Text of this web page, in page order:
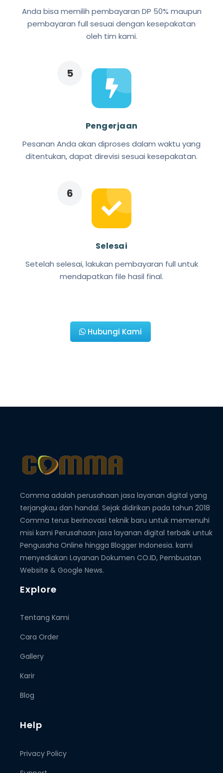
Anda bisa memilih pembayaran DP 50% maupun
pembayaran full sesuai dengan kesepakatan
oleh tim kami.
Pengerjaan
Pesanan Anda akan diproses dalam waktu yang
ditentukan, dapat direvisi sesuai kesepakatan.
Selesai
Setelah selesai, lakukan pembayaran full untuk
mendapatkan file hasil final.
Hubungi Kami
Comma adalah perusahaan jasa layanan digital yang
terjangkau dan handal. Sejak didirikan pada tahun 2018
Comma terus berinovasi teknik baru untuk memenuhi
misi kami Perusahaan jasa layanan digital terbaik untuk
Pengusaha Online hingga Blogger Indonesia. kami
menyediakan Layanan Dokumen CO.ID, Pembuatan
Website & Google News.
Explore
Tentang Kami
Cara Order
Gallery
Karir
Blog
Help
Privacy Policy